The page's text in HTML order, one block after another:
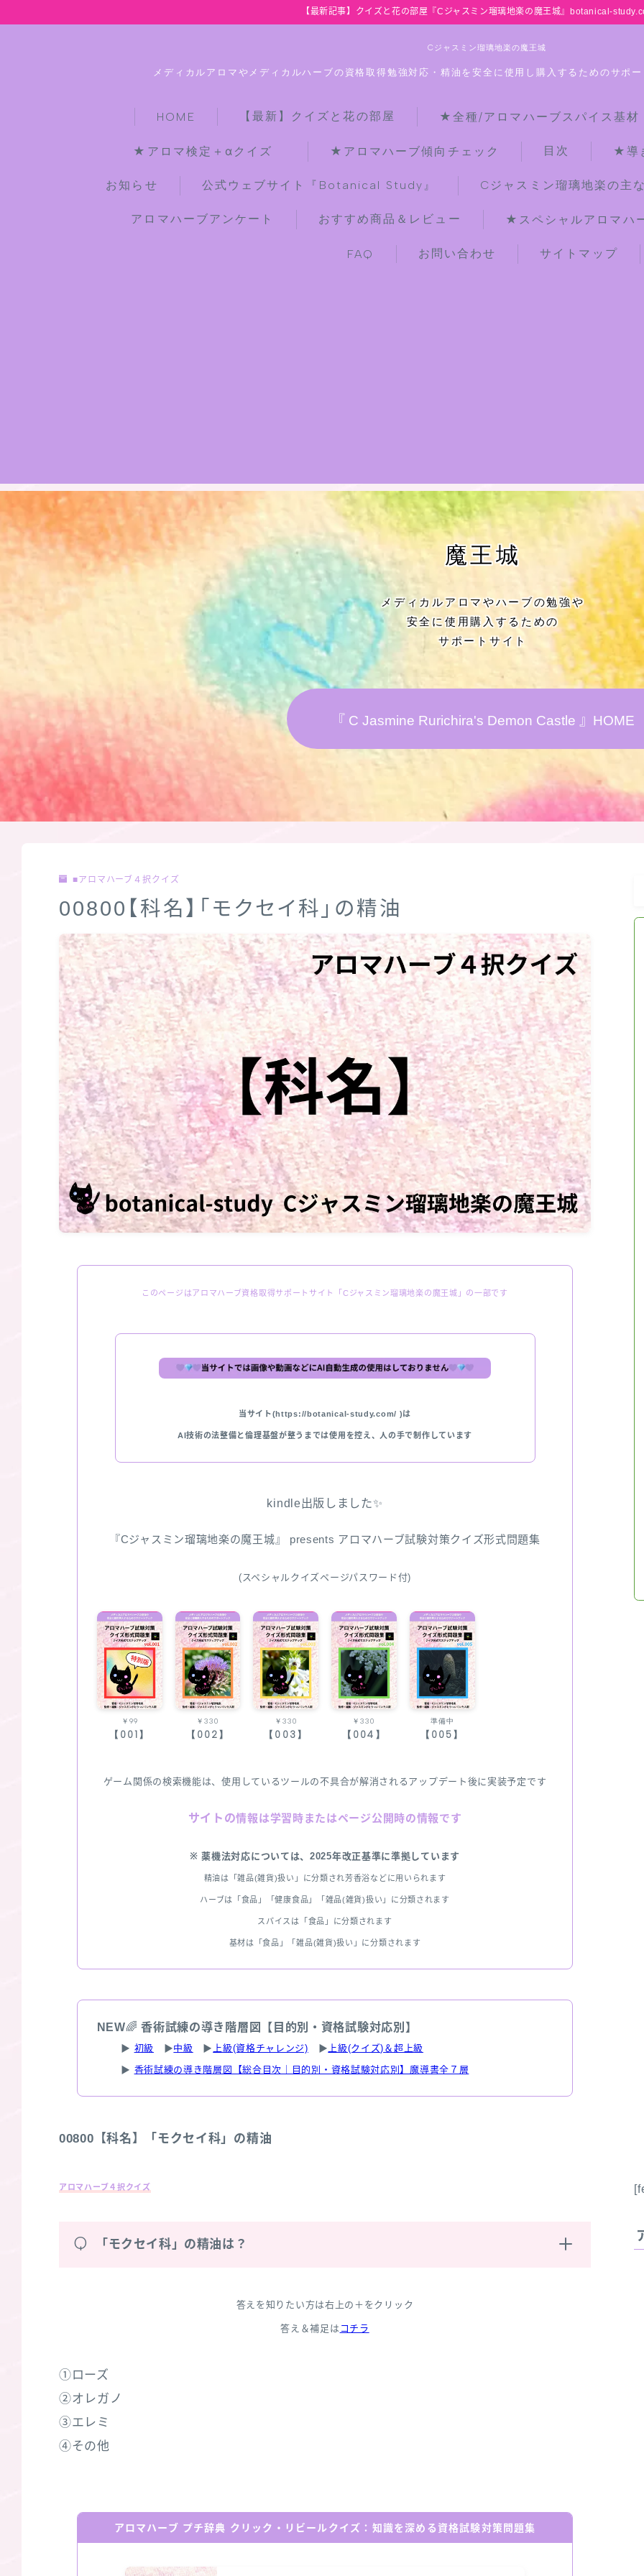
【最新記事】クイズと花の部屋『Cジャスミン瑠璃地楽の魔王城』botanical-
Cジャスミン瑠璃地楽の魔王城
メディカルアロマやメディカルハーブの資格取得勉強対応・精油を安全に使用し購入するためのサポ
HOME 【最新】クイズと花の部屋 ★全種/アロマハーブスパイス基
★アロマ検定＋αクイズ ★アロマハーブ傾向チェック 目次 ★導
お知らせ 公式ウェブサイト『Botanical Study』 Cジャスミン瑠璃地楽の主
アロマハーブアンケート おすすめ商品＆レビュー ★スペシャルアロマハ
FAQ お問い合わせ サイトマップ
【最新】クイズと花の部屋
★全種/アロマハーブスパイス基材 プ
お知らせ
公式ウェブサイト『Botanical Study』
Cジャスミン瑠璃地楽の主な活動先リン
ク集
プロフィール
アロマハーブアンケート
おすすめ商品＆レビュー
★スペシャルアロマハーブ４択クイズ
FAQ
サイトマップ
魔王城
メディカルアロマやハーブの勉強や
安全に使用購入するための
サポートサイト
『 C Jasmine Rurichira's Demon Castle 』HOME
■アロマハーブ４択クイズ
00800【科名】「モクセイ科」の精油
このページはアロマハーブ資格取得サポートサイト「Cジャスミン瑠璃地楽の魔王城」の一部です
当サイト(https://botanical-study.com/ )は
AI技術の法整備と倫理基盤が整うまでは使用を控え、人の手で制作しています
kindle出版しました✨
『Cジャスミン瑠璃地楽の魔王城』 presents アロマハーブ試験対策クイズ形式問題集
(スペシャルクイズページパスワード付)
￥99
【001】
￥330
【002】
￥330
【003】
￥330
【004】
準備中
【005】
ゲーム関係の検索機能は、使用しているツールの不具合が解消されるアップデート後に実装予定です
サイトの情報は学習時またはページ公開時の情報です
※ 薬機法対応については、2025年改正基準に準拠しています
精油は「雑品(雑貨)扱い」に分類され芳香浴などに用いられます
ハーブは「食品」「健康食品」「雑品(雑貨)扱い」に分類されます
スパイスは「食品」に分類されます
基材は「食品」「雑品(雑貨)扱い」に分類されます
NEW🌈香術試練の導き階層図【目的別・資格試験対応別】
▶ 初級 ▶中級 ▶ 上級(資格チャレンジ) ▶ 上級(クイズ)＆超上級
▶ 香術試練の導き階層図【総合目次｜目的別・資格試験対応別】魔導書全７層
00800【科名】「モクセイ科」の精油
アロマハーブ４択クイズ
Q 「モクセイ科」の精油は？
答えを知りたい方は右上の＋をクリック
答え＆補足は コチラ
①ローズ
②オレガノ
③エレミ
④その他
アロマハーブ プチ辞典 クリック・リビールクイズ：知識を深める資格試験対策問題集